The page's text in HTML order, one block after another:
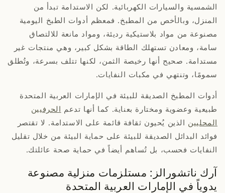
الشمسية والسيارات الكهربائية. لكن الاستدامة تبدأ من
المنزل، وبالأخص من المطبخ. فمعظم أدوات الطبخ اليومية
مصنوعة من مواد بلاستيكية رديئة، ومواد مانعة للالتصاق
سامة، ومعادن تستهلك الطاقة بشكل كبير، وهي منتجات غير
مستدامة. صحيح أنها رخيصة الثمن، لكنها تتلف بسرعة، وتُطلق
سمومًا، وتنتهي في مكبات النفايات.
أدوات المطبخ الصديقة للبيئة في الإمارات العربية المتحدة
طبيعية وعضوية ومختارة بعناية. كما أنها تدعم الحرفيين
المحليين الذين يُحيون ثقافة قائمة على الاستدامة. لا تقتصر
فوائد البدائل الصديقة للبيئة على حماية البيئة من خلال تقليل
النفايات فحسب، بل تُساهم أيضاً في حماية صحة عائلتك.
آرك ناتشورالز: مستلزمات منزلية مصنوعة
يدوياً في الإمارات العربية المتحدة